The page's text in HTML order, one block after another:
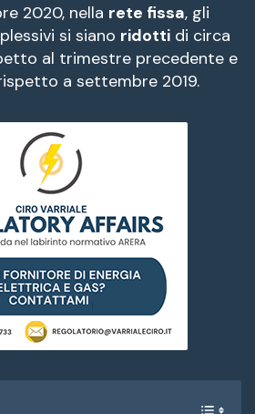
2020, nella rete fissa, gli
si siano ridotti di circa
al trimestre precedente e
a settembre 2019.